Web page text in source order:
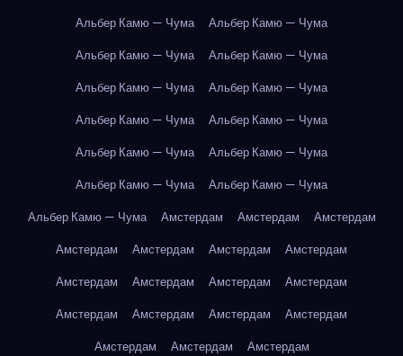
Альбер Камю — Чума
Альбер Камю — Чума
Альбер Камю — Чума
Альбер Камю — Чума
Альбер Камю — Чума
Альбер Камю — Чума
Альбер Камю — Чума
Альбер Камю — Чума
Альбер Камю — Чума
Альбер Камю — Чума
Альбер Камю — Чума
Альбер Камю — Чума
Альбер Камю — Чума
Амстердам Амстердам
Амстердам
Амстердам
Амстердам Амстердам
Амстердам
Амстердам
Амстердам Амстердам
Амстердам
Амстердам
Амстердам Амстердам
Амстердам
Амстердам
Амстердам
Амстердам